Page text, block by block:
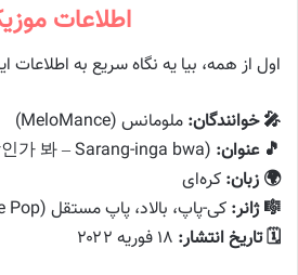
اطلاعات
اول از همه، بیا یه نگاه سریع به اطلاعات
🎤 خوانندگان: ملومانس (MeloMance)
🎵 عنوان: 가 봐 – Sarang-inga bwa)
🌍 زبان: کره‌ای
🎼 ژانر: کی-پاپ، بالاد، پاپ مستقل (Indie Pop)
🗓️ تاریخ انتشار: